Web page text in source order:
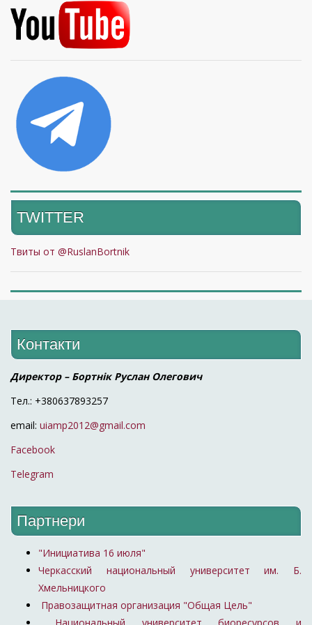
TWITTER
Твиты от @RuslanBortnik
Контакти
Директор – Бортнік Руслан Олегович
Тел.: +380637893257
email: uiamp2012@gmail.com
Facebook
Telegram
Партнери
"Инициатива 16 июля"
Черкасский национальный университет им. Б.
Хмельницкого
Правозащитная организация "Общая Цель"
Национальный университет биоресурсов и